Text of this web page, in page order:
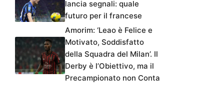
lancia segnali: quale
futuro per il francese
Amorim: ‘Leao è Felice e
Motivato, Soddisfatto
della Squadra del Milan’. Il
Derby è l’Obiettivo, ma il
Precampionato non Conta